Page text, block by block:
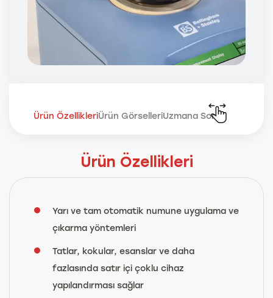
Ürün ÖzellikleriÜrün GörselleriUzmana Sor
Ürün Özellikleri
Yarı ve tam otomatik numune uygulama ve
çıkarma yöntemleri
Tatlar, kokular, esanslar ve daha
fazlasında satır içi çoklu cihaz
yapılandırması sağlar